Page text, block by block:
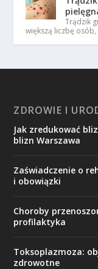
Trądzik
większą liczbę
ZDROWIE I
Jak zredukować
blizn Warszawa
Zaświadczenie o
i obowiązki
Choroby
profilaktyka
Toksoplazmoza:
zdrowotne